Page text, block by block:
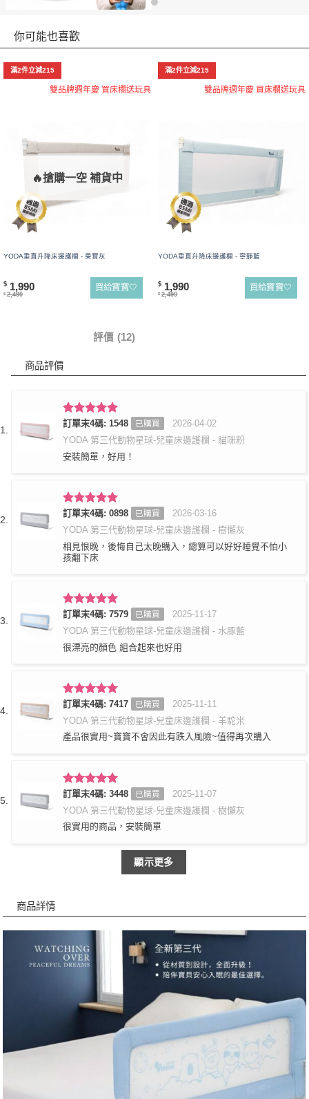
你可能也喜歡
滿2件立減215
雙品牌週年慶 買床欄送玩具
🔥搶購一空 補貨中
YODA垂直升降床邊護欄 - 果實灰
$ 1,990
$ 2,490
買給寶寶🤍
滿2件立減215
雙品牌週年慶 買床欄送玩具
YODA垂直升降床邊護欄 - 寧靜藍
$ 1,990
$ 2,490
買給寶寶🤍
評價 (12)
商品評價
評分5滿
分 5
訂單末4碼: 1548 已購買
2026-04-02
YODA 第三代動物星球-兒童床邊護欄 - 貓咪粉
安裝簡單，好用！
評分5滿
分 5
訂單末4碼: 0898 已購買
2026-03-16
YODA 第三代動物星球-兒童床邊護欄 - 樹懶灰
相見恨晚，後悔自己太晚購入，總算可以好好睡覺不怕小
孩翻下床
評分5滿
分 5
訂單末4碼: 7579 已購買
2025-11-17
YODA 第三代動物星球-兒童床邊護欄 - 水豚藍
很漂亮的顏色 組合起來也好用
評分5滿
分 5
訂單末4碼: 7417 已購買
2025-11-11
YODA 第三代動物星球-兒童床邊護欄 - 羊駝米
產品很實用~寶寶不會因此有跌入風險~值得再次購入
評分5滿
分 5
訂單末4碼: 3448 已購買
2025-11-07
YODA 第三代動物星球-兒童床邊護欄 - 樹懶灰
很實用的商品，安裝簡單
顯示更多
商品詳情